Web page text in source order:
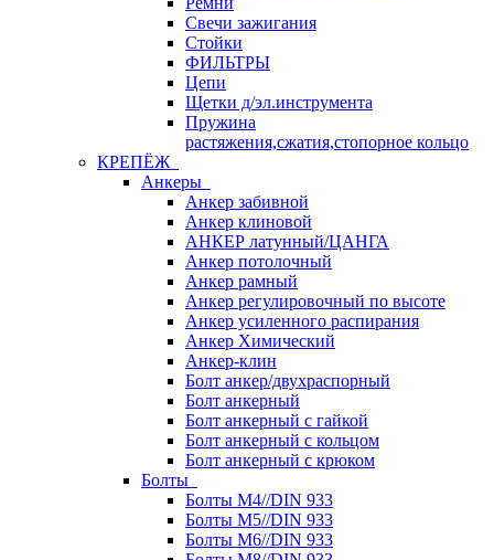
Свечи зажигания
Стойки
ФИЛЬТРЫ
Цепи
Щетки д/эл.инструмента
Пружина
растяжения,сжатия,стопорное кольцо
КРЕПЁЖ
Анкеры
Анкер забивной
Анкер клиновой
АНКЕР латунный/ЦАНГА
Анкер потолочный
Анкер рамный
Анкер регулировочный по высоте
Анкер усиленного распирания
Анкер Химический
Анкер-клин
Болт анкер/двухраспорный
Болт анкерный
Болт анкерный с гайкой
Болт анкерный с кольцом
Болт анкерный с крюком
Болты
Болты М4//DIN 933
Болты М5//DIN 933
Болты М6//DIN 933